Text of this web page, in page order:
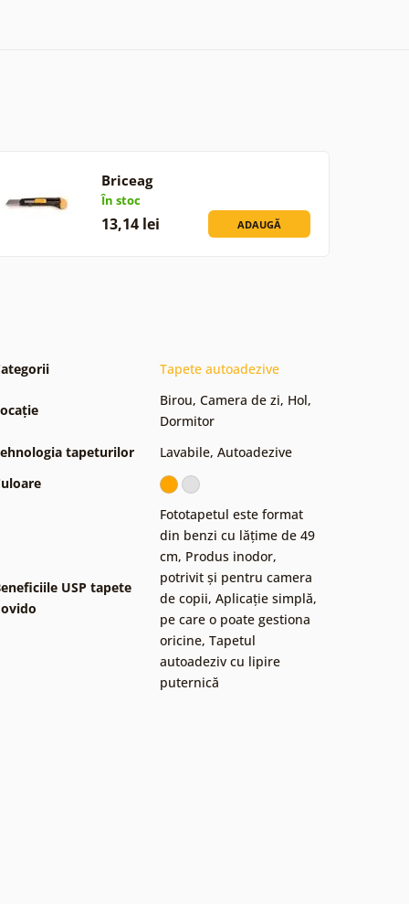
Briceag
În stoc
13,14 lei ADAUGĂ
Tapete autoadezive
Birou, Camera de zi, Hol,
Dormitor
tapeturilor
Lavabile, Autoadezive
USP tapete
Fototapetul este format
din benzi cu lățime de 49
cm, Produs inodor,
potrivit și pentru camera
de copii, Aplicație simplă,
pe care o poate gestiona
oricine, Tapetul
autoadeziv cu lipire
puternică